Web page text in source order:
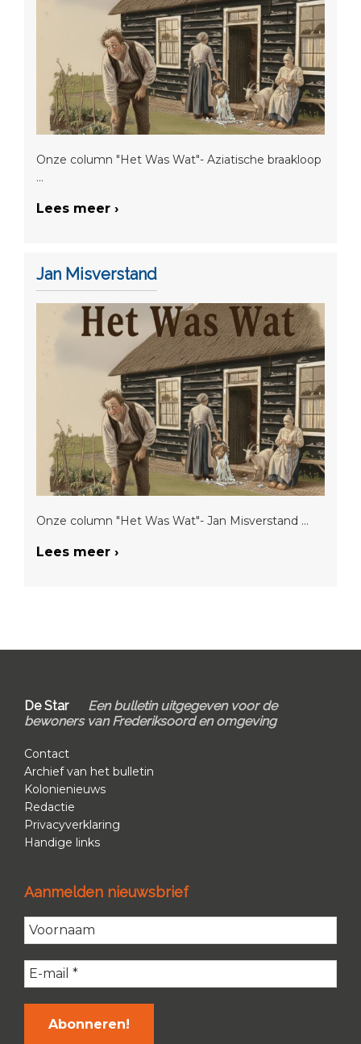
Onze column "Het Was Wat"- Aziatische braakloop
...
Lees meer ›
Jan Misverstand
Onze column "Het Was Wat"- Jan Misverstand ...
Lees meer ›
Footer
De Star
Een bulletin uitgegeven voor de
bewoners van Frederiksoord en omgeving
Contact
Archief van het bulletin
Kolonienieuws
Redactie
Privacyverklaring
Handige links
Aanmelden nieuwsbrief